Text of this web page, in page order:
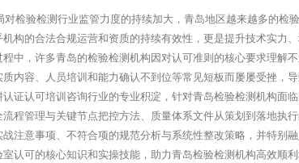
检验检测行业监管力度的持续加大，青岛地区越来越多的检
构的合法合规运营和资质的持续有效性，更是提升技术实力
中，许多青岛的检验检测机构因对认可准则的核心要求理解
内容、人员培训和能力确认不到位等常见短板而屡屡受挫，
证认可培训咨询行业的专业积淀，针对青岛检验检测机构面
程管理与关键节点把控方法、质量体系文件从策划到落地执
注意事项、不符合项的规范分析与系统性整改策略，并特别
认可的核心知识和实操技能，助力青岛检验检测机构高效顺利